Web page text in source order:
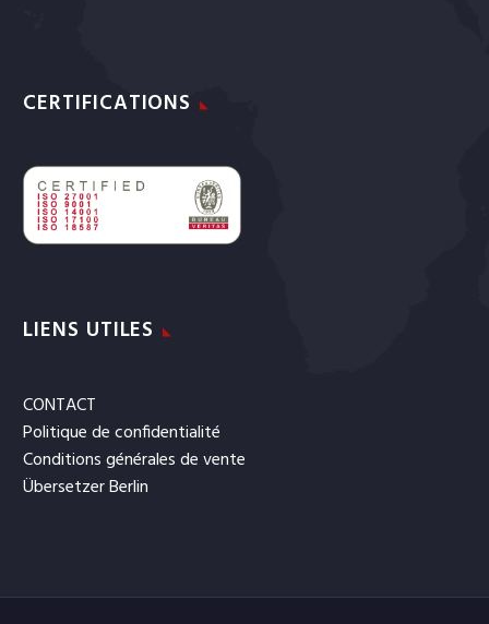
CERTIFICATIONS
LIENS UTILES
CONTACT
Politique de confidentialité
Conditions générales de vente
Übersetzer Berlin